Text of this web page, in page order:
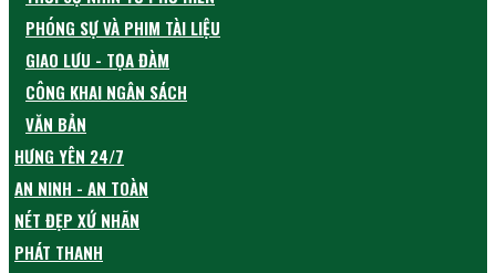
PHÓNG SỰ VÀ PHIM TÀI LIỆU
GIAO LƯU - TỌA ĐÀM
CÔNG KHAI NGÂN SÁCH
VĂN BẢN
HƯNG YÊN 24/7
AN NINH - AN TOÀN
NÉT ĐẸP XỨ NHÃN
PHÁT THANH